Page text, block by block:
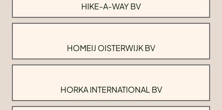
HIKE-A-WAY BV
HOMEIJ OISTERWIJK BV
HORKA INTERNATIONAL BV